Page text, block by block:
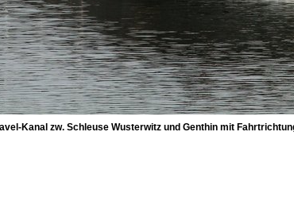
Kanal zw. Schleuse Wusterwitz und Genthin mit